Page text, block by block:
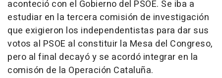
aconteció con el Gobierno del PSOE. Se iba a
estudiar en la tercera comisión de investigación
que exigieron los independentistas para dar sus
votos al PSOE al constituir la Mesa del Congreso,
pero al final decayó y se acordó integrar en la
comisón de la Operación Cataluña.